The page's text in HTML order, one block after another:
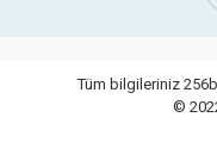
Tüm bilgileriniz
©